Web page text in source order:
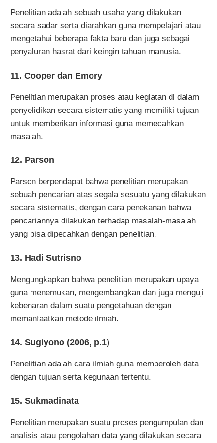
Penelitian adalah sebuah usaha yang dilakukan
secara sadar serta diarahkan guna mempelajari atau
mengetahui beberapa fakta baru dan juga sebagai
penyaluran hasrat dari keingin tahuan manusia.
11. Cooper dan Emory
Penelitian merupakan proses atau kegiatan di dalam
penyelidikan secara sistematis yang memiliki tujuan
untuk memberikan informasi guna memecahkan
masalah.
12. Parson
Parson berpendapat bahwa penelitian merupakan
sebuah pencarian atas segala sesuatu yang dilakukan
secara sistematis, dengan cara penekanan bahwa
pencariannya dilakukan terhadap masalah-masalah
yang bisa dipecahkan dengan penelitian.
13. Hadi Sutrisno
Mengungkapkan bahwa penelitian merupakan upaya
guna menemukan, mengembangkan dan juga menguji
kebenaran dalam suatu pengetahuan dengan
memanfaatkan metode ilmiah.
14. Sugiyono (2006, p.1)
Penelitian adalah cara ilmiah guna memperoleh data
dengan tujuan serta kegunaan tertentu.
15. Sukmadinata
Penelitian merupakan suatu proses pengumpulan dan
analisis atau pengolahan data yang dilakukan secara